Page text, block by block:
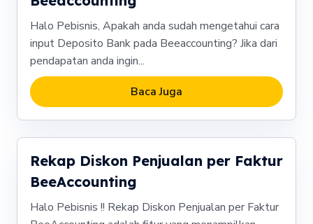
Halo Pebisnis, Apakah anda sudah mengetahui cara
input Deposito Bank pada Beeaccounting? Jika dari
pendapatan anda ingin...
Baca Juga
Rekap Diskon Penjualan per Faktur
BeeAccounting
Halo Pebisnis !! Rekap Diskon Penjualan per Faktur